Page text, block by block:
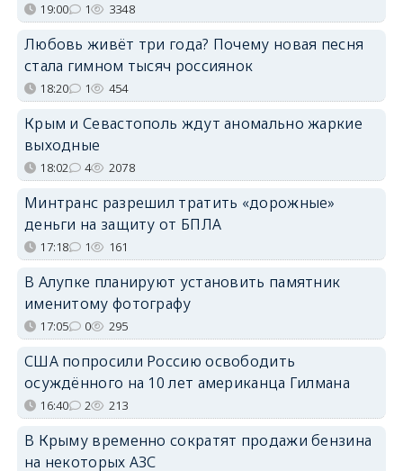
19:00 1 3348
Любовь живёт три года? Почему новая песня
стала гимном тысяч россиянок
18:20 1 454
Крым и Севастополь ждут аномально жаркие
выходные
18:02 4 2078
Минтранс разрешил тратить «дорожные»
деньги на защиту от БПЛА
17:18 1 161
В Алупке планируют установить памятник
именитому фотографу
17:05 0 295
США попросили Россию освободить
осуждённого на 10 лет американца Гилмана
16:40 2 213
В Крыму временно сократят продажи бензина
на некоторых АЗС